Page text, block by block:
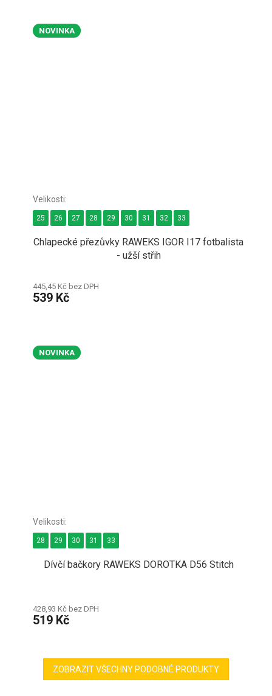
NOVINKA
Chlapecké přezůvky RAWEKS IGOR I17 fotbalista
- užší střih
445,45 Kč bez DPH
539 Kč
25 26 27 28 29 30 31 32 33
NOVINKA
Dívčí bačkory RAWEKS DOROTKA D56 Stitch
428,93 Kč bez DPH
519 Kč
28 29 30 31 33
ZOBRAZIT VŠECHNY PODOBNÉ PRODUKTY